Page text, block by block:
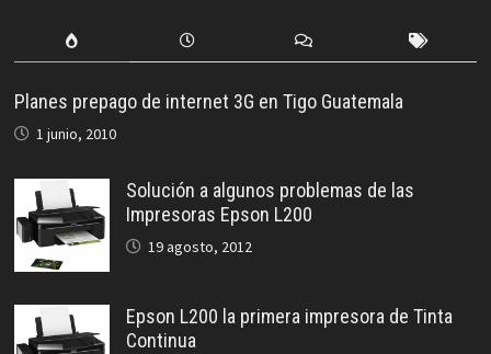
Planes prepago de internet 3G en Tigo Guatemala
1 junio, 2010
Solución a algunos problemas de las
Impresoras Epson L200
19 agosto, 2012
Epson L200 la primera impresora de Tinta
Continua